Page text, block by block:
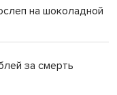
на шоколадной
за смерть